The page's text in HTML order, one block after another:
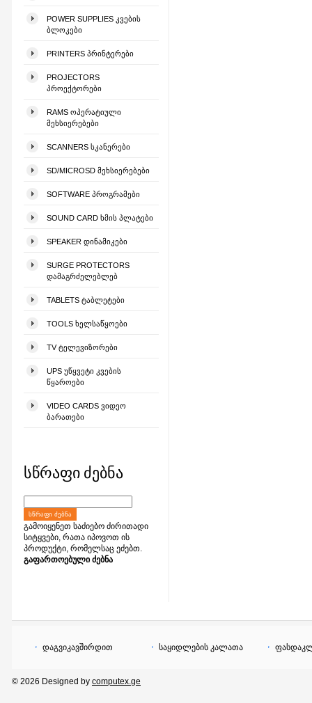
POWER SUPPLIES ᲙᲕᲔᲑᲘᲡ
ᲑᲚᲝᲙᲔᲑᲘ
PRINTERS ᲞᲠᲘᲜᲢᲔᲠᲔᲑᲘ
PROJECTORS
ᲞᲠᲝᲔᲥᲢᲝᲠᲔᲑᲘ
RAMS ᲝᲞᲔᲠᲐᲢᲘᲣᲚᲘ
ᲛᲔᲮᲡᲘᲔᲠᲔᲑᲔᲑᲘ
SCANNERS ᲡᲙᲐᲜᲔᲠᲔᲑᲘ
SD/MICROSD ᲛᲔᲮᲡᲘᲔᲠᲔᲑᲔᲑᲘ
SOFTWARE ᲞᲠᲝᲒᲠᲐᲛᲔᲑᲘ
SOUND CARD ᲮᲛᲘᲡ ᲞᲚᲐᲢᲔᲑᲘ
SPEAKER ᲓᲘᲜᲐᲛᲘᲙᲔᲑᲘ
SURGE PROTECTORS
ᲓᲐᲛᲐᲒᲠᲫᲔᲚᲔᲑᲚᲔᲑ
TABLETS ᲢᲐᲑᲚᲔᲢᲔᲑᲘ
TOOLS ᲮᲔᲚᲡᲐᲬᲧᲝᲔᲑᲘ
TV ᲢᲔᲚᲔᲕᲘᲖᲝᲠᲔᲑᲘ
UPS ᲣᲬᲧᲕᲔᲢᲘ ᲙᲕᲔᲑᲘᲡ
ᲬᲧᲐᲠᲝᲔᲑᲘ
VIDEO CARDS ᲕᲘᲓᲔᲝ
ᲑᲐᲠᲐᲗᲔᲑᲘ
სწრაფი ძებნა
ᲡᲬᲠᲐᲤᲘ ᲫᲔᲑᲜᲐ
გამოიყენეთ საძიებო ძირითადი
სიტყვები, რათა იპოვოთ ის
პროდუქტი, რომელსაც ეძებთ.
გაფართოებული ძებნა
დაგვიკავშირდით საყიდლების კალათა
© 2026 Designed by computex.ge